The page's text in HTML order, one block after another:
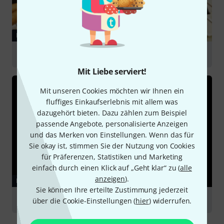
Mit Liebe serviert!
Mit unseren Cookies möchten wir Ihnen ein
fluffiges Einkaufserlebnis mit allem was
dazugehört bieten. Dazu zählen zum Beispiel
passende Angebote, personalisierte Anzeigen
und das Merken von Einstellungen. Wenn das für
Sie okay ist, stimmen Sie der Nutzung von Cookies
für Präferenzen, Statistiken und Marketing
einfach durch einen Klick auf „Geht klar“ zu (alle
anzeigen).
Sie können Ihre erteilte Zustimmung jederzeit
über die Cookie-Einstellungen (hier) widerrufen.
RATGEBER
RATGEBER
Klarinetten